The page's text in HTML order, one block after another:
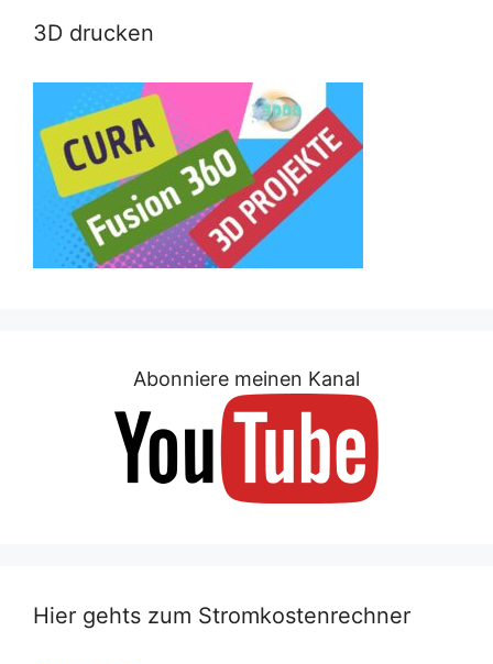
3D drucken
Abonniere meinen Kanal
Hier gehts zum Stromkostenrechner